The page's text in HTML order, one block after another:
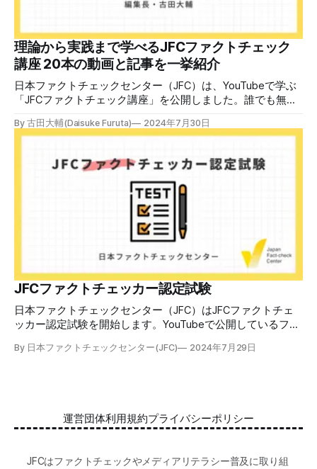
す。 受講生には教材を提供 デマや不確かな情報が蔓延する
中で、自衛策が求められています。「気をつけて」というだ
けでは、対策になりません。最初から騙されたい人はいませ
ん。誰だって気をつけているのに、誤った情
理論から実践まで学べるJFCファクトチェック
講座 20本の動画と記事を一挙紹介
日本ファクトチェックセンター（JFC）は、YouTubeで学ぶ
「JFCファクトチェック講座」を公開しました。誰でも無料
ファクトチェックやメディアリテラシーの知識を学ぶことが
の日本での影響を調べた2万人調査の紹介や、間違った情報
を信じてしまう背景にある人間のバイアス、大規模に拡散す
るSNSアルゴリズムなどを解説しています。 実践編では、画
像や動画や生成AIなど、偽・誤情報をどのように検証したら
良いかをJFCが検証してきた事例から具体的に学びます。
JFCファクトチェッカー認定試験を開始 2024年7月29日か
ら、これらの内容について習熟度を確認するJFCファクトチ
ェッカー認定試験を開始します。誰でもいつでも受験可能で
す（2024年度中は受験料1000円、2025年度から2000円）。
合格者には様々な技能をデジタル証明するオープンバッジ・
ネットワークを活用して、JFCファクトチェッカーの認定証
を発行します。 JFCファクトチェッカー認定試験
By 古田大輔(Daisuke Furuta) 2024年7月30日
JFCファクトチェッカー認定試験
日本ファクトチェックセンター（JFC）はJFCファクトチェ
ッカー認定試験を開始します。YouTubeで公開しているファ
す。 拡散する偽・誤情報から身を守るために 偽・誤情報の
情報を51.5%の割合で「正しいと思う」と答え、「誤ってい
によって、それが自分の感覚に近ければ「正しい」と受け取
By 日本ファクトチェックセンター(JFC) 2024年7月29日
運営団体利用規約プライバシーポリシー
JFCはファクトチェックやメディアリテラシー普及に取り組